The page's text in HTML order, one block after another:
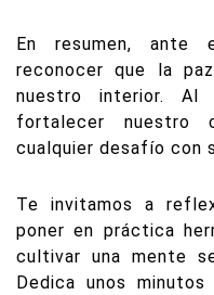
En resumen, ante
reconocer que la
nuestro interior. Al
fortalecer nuestro
cualquier desafío con
Te invitamos a
poner en práctica
cultivar una mente
Dedica unos